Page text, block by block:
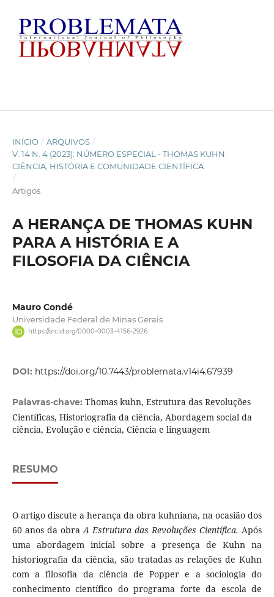
INÍCIO / ARQUIVOS /
V. 14 N. 4 (2023): NÚMERO ESPECIAL - THOMAS KUHN:
CIÊNCIA, HISTÓRIA E COMUNIDADE CIENTÍFICA
/
Artigos
A HERANÇA DE THOMAS KUHN
PARA A HISTÓRIA E A
FILOSOFIA DA CIÊNCIA
Mauro Condé
Universidade Federal de Minas Gerais
https://orcid.org/0000-0003-4156-2926
DOI: https://doi.org/10.7443/problemata.v14i4.67939
Palavras-chave: Thomas kuhn, Estrutura das Revoluções
Científicas, Historiografia da ciência, Abordagem social da
ciência, Evolução e ciência, Ciência e linguagem
RESUMO
O artigo discute a herança da obra kuhniana, na ocasião dos
60 anos da obraA Estrutura das Revoluções Científica.Após
uma abordagem inicial sobre a presença de Kuhn na
historiografia da ciência, são tratadas as relações de Kuhn
com a filosofia da ciência de Popper e a sociologia do
conhecimento científico do programa forte da escola de